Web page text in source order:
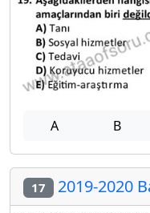
A B
17 2019-2020